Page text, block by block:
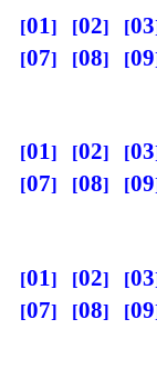
01 02 03
07
08 09
01 02 03
07
08 09
01 02 03
07
08 09